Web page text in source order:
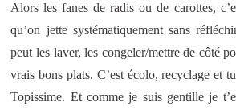
Alors les fanes de radis ou de carottes,
qu’on jette systématiquement sans
peut les laver, les congeler/mettre de côté
vrais bons plats. C’est écolo, recyclage et
Topissime. Et comme je suis gentille je